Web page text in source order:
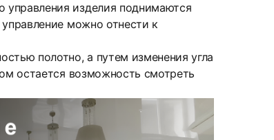
изделия поднимаются
можно отнести к
полотно, а путем изменения угла
остается возможность смотреть